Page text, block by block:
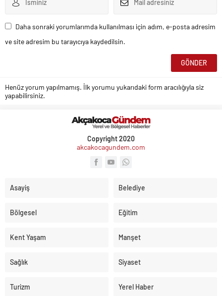
Daha sonraki yorumlarımda kullanılması için adım, e-posta adresim
ve site adresim bu tarayıcıya kaydedilsin.
Henüz yorum yapılmamış. İlk yorumu yukarıdaki form aracılığıyla siz
yapabilirsiniz.
Copyright 2020
akcakocagundem.com
Asayiş Belediye
Bölgesel Eğitim
Kent Yaşam Manşet
Sağlık Siyaset
Turizm Yerel Haber